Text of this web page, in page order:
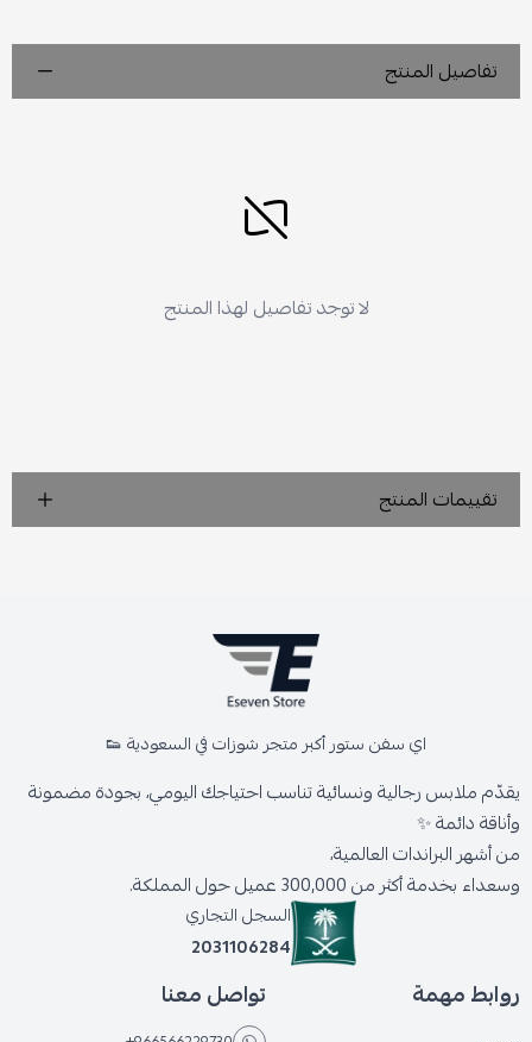
تفاصيل المنتج
لا توجد تفاصيل لهذا المنتج
تقييمات المنتج
اي سفن ستور أكبر متجر شوزات في السعودية 👟
يقدّم ملابس رجالية ونسائية تناسب احتياجك اليومي، بجودة مضمونة
وأناقة دائمة ✨
من أشهر البراندات العالمية،
وسعداء بخدمة أكثر من 300,000 عميل حول المملكة.
السجل التجاري
2031106284
روابط مهمة تواصل معنا